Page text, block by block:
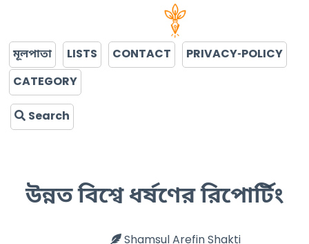
মূলপাতা LISTS CONTACT
PRIVACY-POLICY
CATEGORY
Search
উন্নত বিশ্বে ধর্ষণের রিপোর্টিং
Shamsul Arefin Shakti